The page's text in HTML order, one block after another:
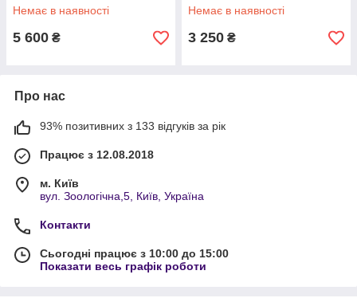
Himoto)
Немає в наявності
5 600 ₴
Himoto)
Немає в наявності
3 250 ₴
Про нас
93% позитивних з 133 відгуків за рік
Працює з 12.08.2018
м. Київ
вул. Зоологічна,5, Київ, Україна
Контакти
Сьогодні працює з 10:00 до 15:00
Показати весь графік роботи